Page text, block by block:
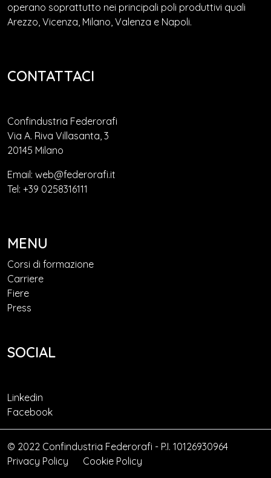
operano soprattutto nei principali poli produttivi quali
Arezzo, Vicenza, Milano, Valenza e Napoli.
CONTATTACI
Confindustria Federorafi
Via A. Riva Villasanta, 3
20145 Milano
Email: web@federorafi.it
Tel: +39 0258316111
MENU
Corsi di formazione
Carriere
Fiere
Press
SOCIAL
Linkedin
Facebook
© 2022 Confindustria Federorafi - P.I. 10126930964
Privacy Policy
Cookie Policy